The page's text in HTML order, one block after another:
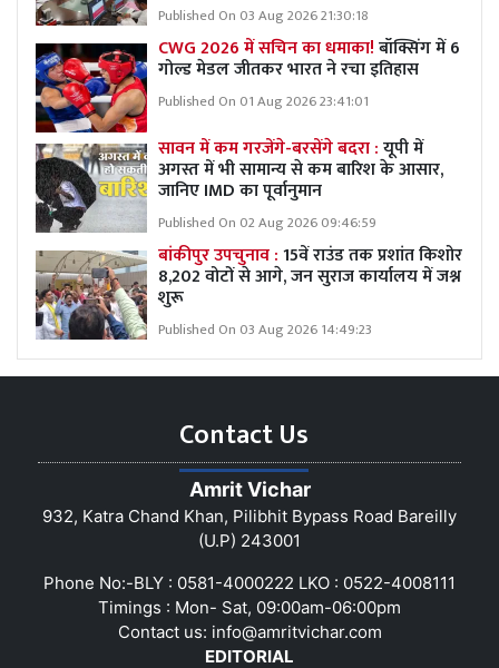
Published On 03 Aug 2026 21:30:18
CWG 2026 में सचिन का धमाका!बॉक्सिंग में 6
गोल्ड मेडल जीतकर भारत ने रचा इतिहास
Published On 01 Aug 2026 23:41:01
सावन में कम गरजेंगे-बरसेंगे बदरा :यूपी में
अगस्त में भी सामान्य से कम बारिश के आसार,
जानिए IMD का पूर्वानुमान
Published On 02 Aug 2026 09:46:59
बांकीपुर उपचुनाव :15वें राउंड तक प्रशांत किशोर
8,202 वोटों से आगे, जन सुराज कार्यालय में जश्न
शुरू
Published On 03 Aug 2026 14:49:23
Contact Us
Amrit Vichar
932, Katra Chand Khan, Pilibhit Bypass Road Bareilly
(U.P) 243001
Phone No:-BLY : 0581-4000222 LKO : 0522-4008111
Timings : Mon- Sat, 09:00am-06:00pm
Contact us: info@amritvichar.com
EDITORIAL